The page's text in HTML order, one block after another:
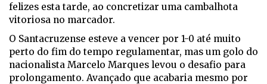
felizes esta tarde, ao concretizar uma cambalhota
vitoriosa no marcador.
O Santacruzense esteve a vencer por 1-0 até muito
perto do fim do tempo regulamentar, mas um golo do
nacionalista Marcelo Marques levou o desafio para
prolongamento. Avançado que acabaria mesmo por